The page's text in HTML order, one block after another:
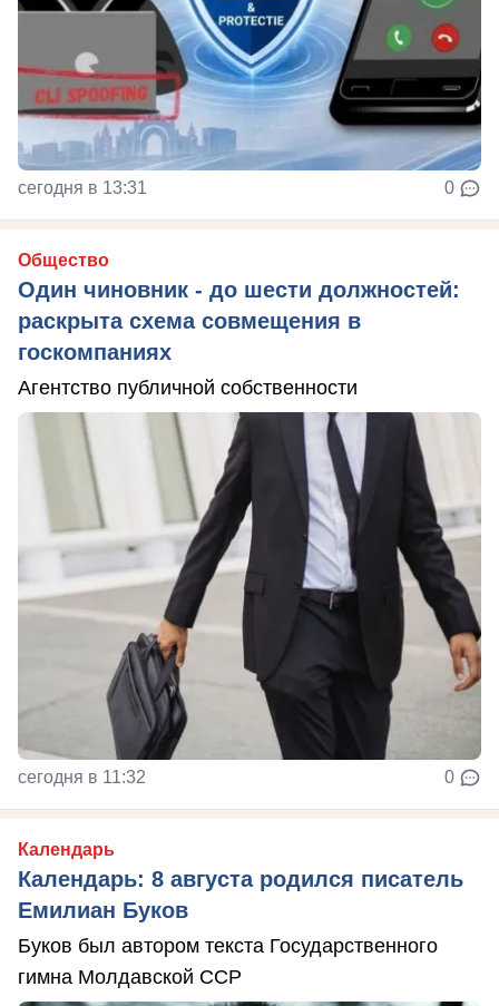
сегодня в 13:31 0
Общество
Один чиновник - до шести должностей:
раскрыта схема совмещения в
госкомпаниях
Агентство публичной собственности
сегодня в 11:32 0
Календарь
Календарь: 8 августа родился писатель
Емилиан Буков
Буков был автором текста Государственного
гимна Молдавской ССР